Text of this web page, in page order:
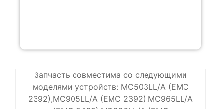
Запчасть совместима со следующими
моделями устройств: MC503LL/A (EMC
2392),MC905LL/A (EMC 2392),MC965LL/A